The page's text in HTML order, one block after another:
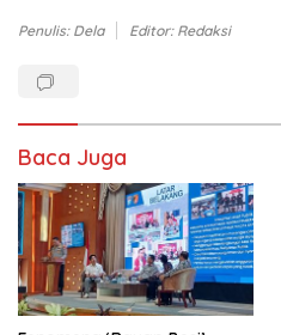
Penulis: Dela Editor: Redaksi
Baca Juga